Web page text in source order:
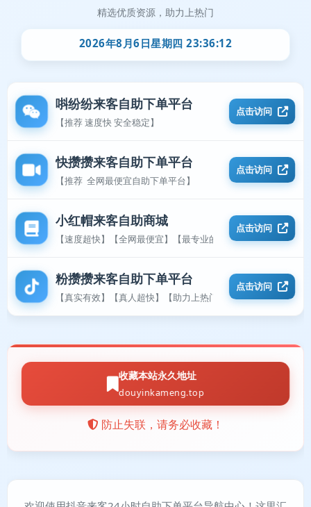
精选优质资源，助力上热门
2026年8月6日星期四 23:36:12
唞纷纷来客自助下单平台
【推荐 速度快 安全稳定】
点击访问
快攒攒来客自助下单平台
【推荐 全网最便宜自助下单平台】
点击访问
小红帽来客自助商城
【速度超快】【全网最便宜】【最专业的平台】
点击访问
粉攒攒来客自助下单平台
【真实有效】【真人超快】【助力上热门】
点击访问
收藏本站永久地址
douyinkameng.top
防止失联，请务必收藏！